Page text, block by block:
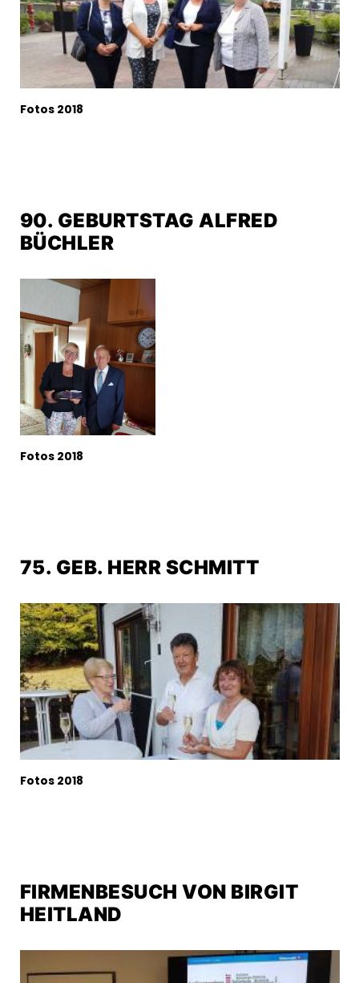
Fotos 2018
90. GEBURTSTAG ALFRED
BÜCHLER
Fotos 2018
75. GEB. HERR SCHMITT
Fotos 2018
FIRMENBESUCH VON BIRGIT
HEITLAND